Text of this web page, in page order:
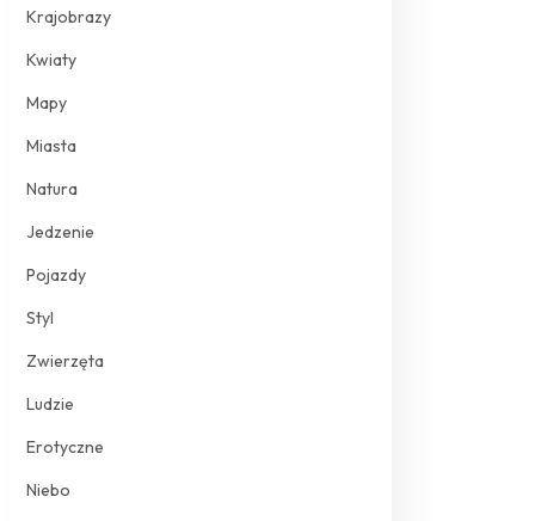
Krajobrazy
Kwiaty
Mapy
Miasta
Natura
Jedzenie
Pojazdy
Styl
Zwierzęta
Ludzie
Erotyczne
Niebo